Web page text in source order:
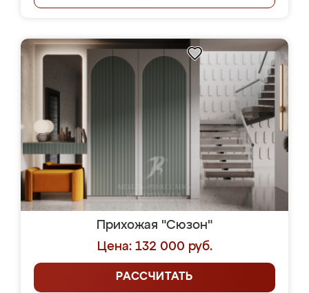
Прихожая "Сюзон"
Цена: 132 000 руб.
РАССЧИТАТЬ